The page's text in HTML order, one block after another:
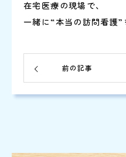
在宅医療の現場で、
一緒に“本当の訪問看護”
前の記事